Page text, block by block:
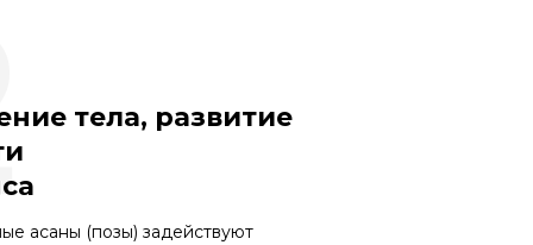
тела, развитие
асаны (позы) задействуют